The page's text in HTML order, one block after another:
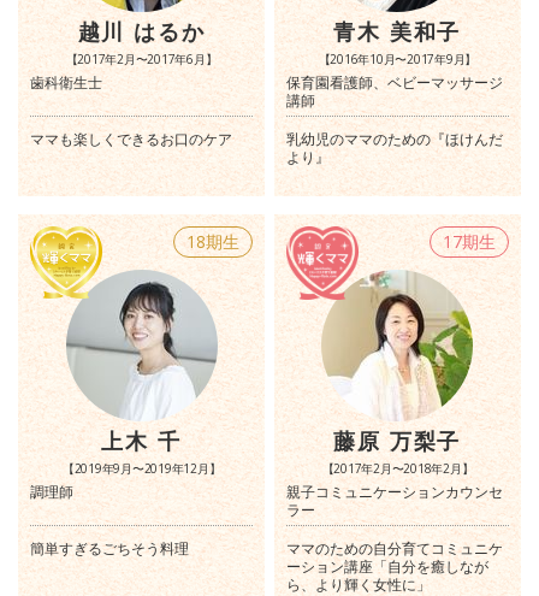
越川 はるか
【2017年2月〜2017年6月】
歯科衛生士
ママも楽しくできるお口のケア
青木 美和子
【2016年10月〜2017年9月】
保育園看護師、ベビーマッサージ
講師
乳幼児のママのための『ほけんだ
より』
18期生
上木 千
【2019年9月〜2019年12月】
調理師
簡単すぎるごちそう料理
17期生
藤原 万梨子
【2017年2月〜2018年2月】
親子コミュニケーションカウンセ
ラー
ママのための自分育てコミュニケ
ーション講座「自分を癒しなが
ら、より輝く女性に」